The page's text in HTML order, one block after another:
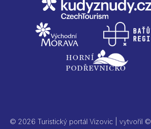
© 2026 Turistický portál Vizovic | vytvořil ©